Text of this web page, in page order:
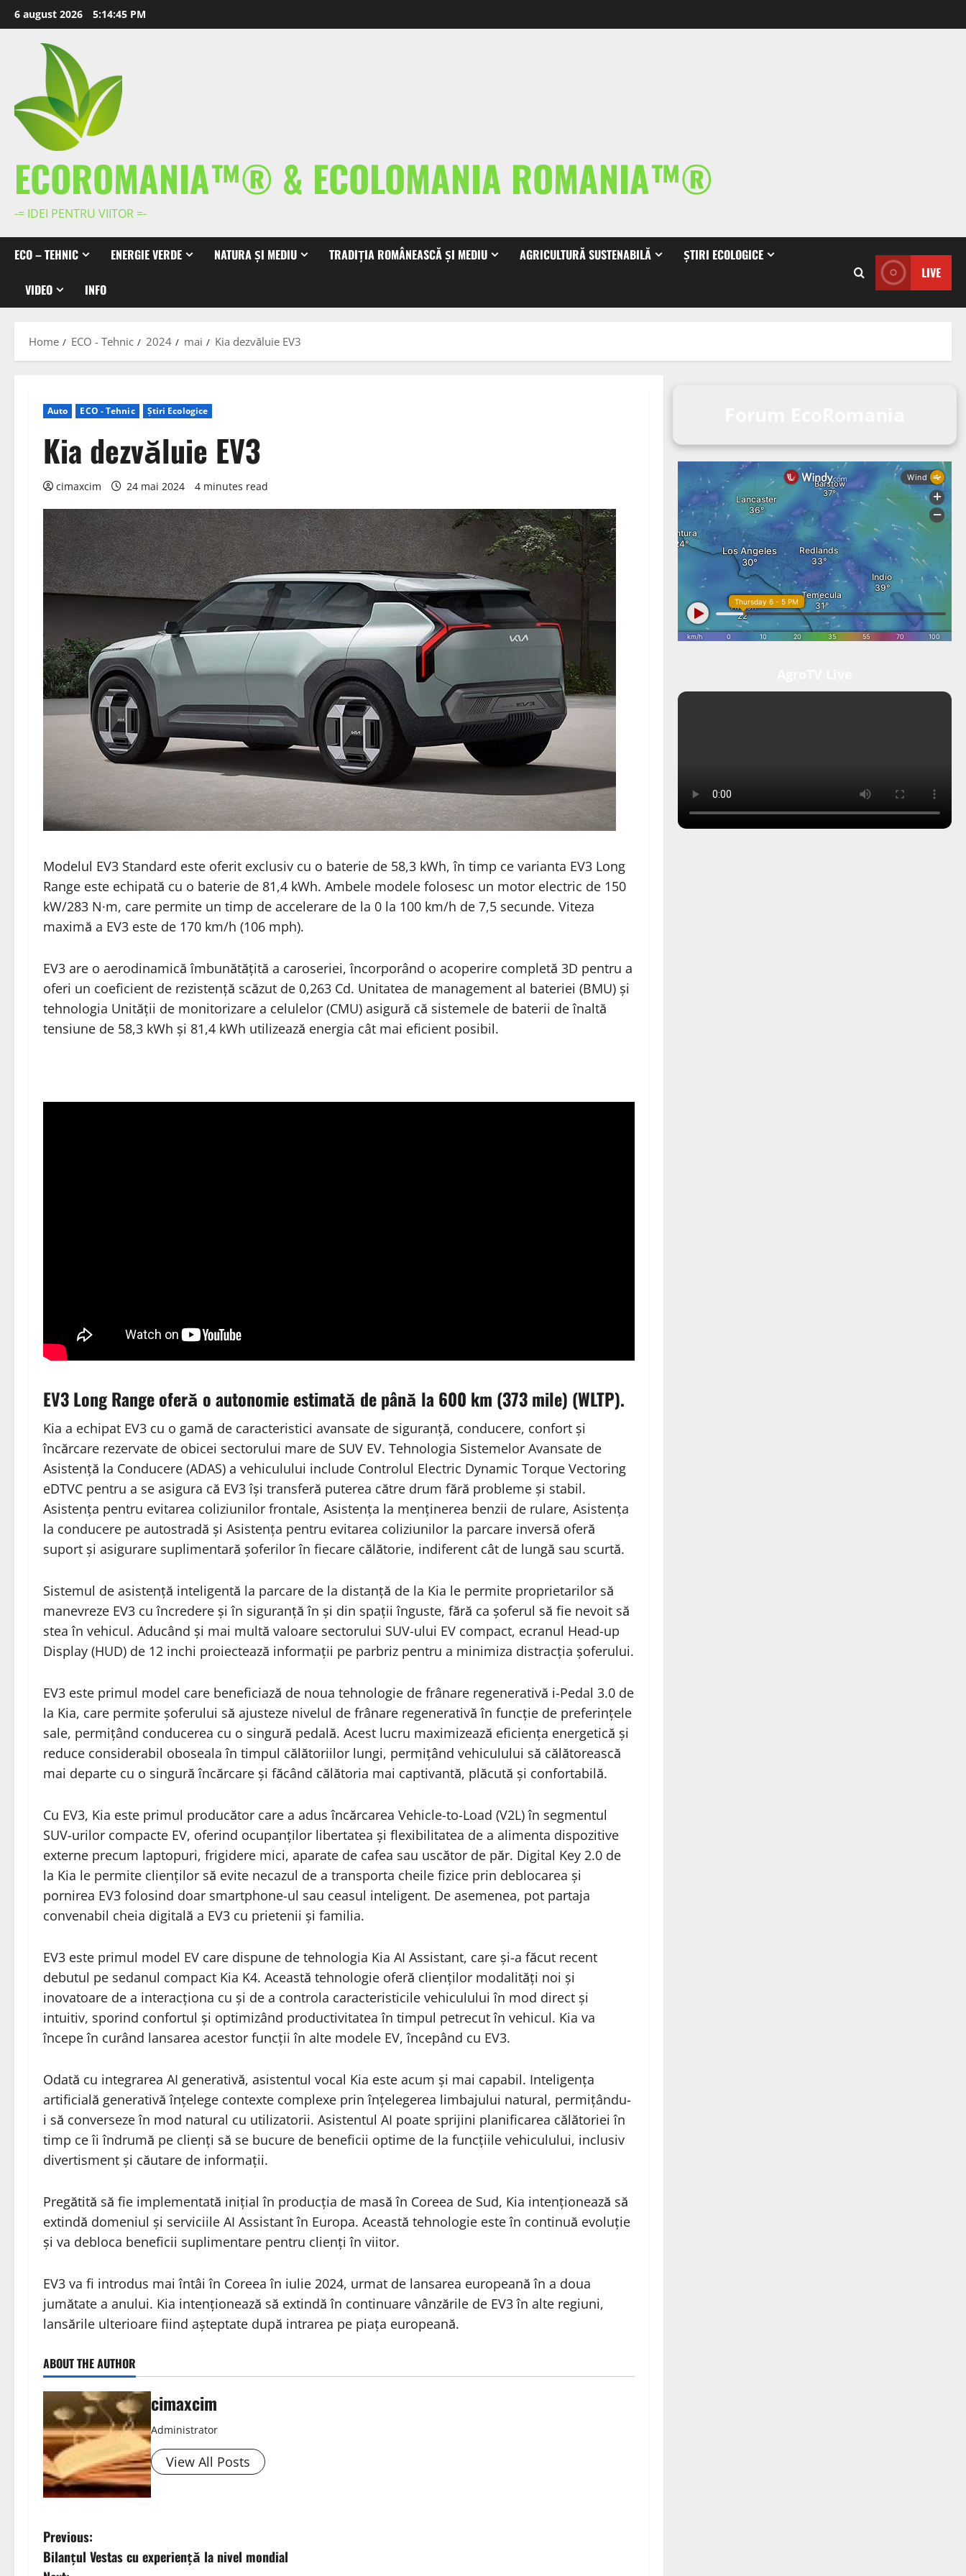
Skip
to
content
6 august 2026 5:14:46 PM
ECOROMANIA™® & ECOLOMANIA ROMANIA™®
-= IDEI PENTRU VIITOR =-
ECO – TEHNIC ENERGIE VERDE NATURA ȘI MEDIU TRADIȚIA ROMÂNEASCĂ ȘI MEDIU AGRICULTURĂ SUSTENABILĂ ȘTIRI ECOLOGICE
VIDEO INFO
LIVE
Home ECO - Tehnic 2024 mai Kia dezvăluie EV3
Auto ECO - Tehnic Știri Ecologice
Kia dezvăluie EV3
cimaxcim 24 mai 2024 4 minutes read
Modelul EV3 Standard este oferit exclusiv cu o baterie de 58,3 kWh, în timp ce varianta EV3 Long
Range este echipată cu o baterie de 81,4 kWh. Ambele modele folosesc un motor electric de 150
kW/283 N·m, care permite un timp de accelerare de la 0 la 100 km/h de 7,5 secunde. Viteza
maximă a EV3 este de 170 km/h (106 mph).
EV3 are o aerodinamică îmbunătățită a caroseriei, încorporând o acoperire completă 3D pentru a
oferi un coeficient de rezistență scăzut de 0,263 Cd. Unitatea de management al bateriei (BMU) și
tehnologia Unității de monitorizare a celulelor (CMU) asigură că sistemele de baterii de înaltă
tensiune de 58,3 kWh și 81,4 kWh utilizează energia cât mai eficient posibil.
EV3 Long Range oferă o autonomie estimată de până la 600 km (373 mile) (WLTP).
Kia a echipat EV3 cu o gamă de caracteristici avansate de siguranță, conducere, confort și
încărcare rezervate de obicei sectorului mare de SUV EV. Tehnologia Sistemelor Avansate de
Asistență la Conducere (ADAS) a vehiculului include Controlul Electric Dynamic Torque Vectoring
eDTVC pentru a se asigura că EV3 își transferă puterea către drum fără probleme și stabil.
Asistența pentru evitarea coliziunilor frontale, Asistența la menținerea benzii de rulare, Asistența
la conducere pe autostradă și Asistența pentru evitarea coliziunilor la parcare inversă oferă
suport și asigurare suplimentară șoferilor în fiecare călătorie, indiferent cât de lungă sau scurtă.
Sistemul de asistență inteligentă la parcare de la distanță de la Kia le permite proprietarilor să
manevreze EV3 cu încredere și în siguranță în și din spații înguste, fără ca șoferul să fie nevoit să
stea în vehicul. Aducând și mai multă valoare sectorului SUV-ului EV compact, ecranul Head-up
Display (HUD) de 12 inchi proiectează informații pe parbriz pentru a minimiza distracția șoferului.
EV3 este primul model care beneficiază de noua tehnologie de frânare regenerativă i-Pedal 3.0 de
la Kia, care permite șoferului să ajusteze nivelul de frânare regenerativă în funcție de preferințele
sale, permițând conducerea cu o singură pedală. Acest lucru maximizează eficiența energetică și
reduce considerabil oboseala în timpul călătoriilor lungi, permițând vehiculului să călătorească
mai departe cu o singură încărcare și făcând călătoria mai captivantă, plăcută și confortabilă.
Cu EV3, Kia este primul producător care a adus încărcarea Vehicle-to-Load (V2L) în segmentul
SUV-urilor compacte EV, oferind ocupanților libertatea și flexibilitatea de a alimenta dispozitive
externe precum laptopuri, frigidere mici, aparate de cafea sau uscător de păr. Digital Key 2.0 de
la Kia le permite clienților să evite necazul de a transporta cheile fizice prin deblocarea și
pornirea EV3 folosind doar smartphone-ul sau ceasul inteligent. De asemenea, pot partaja
convenabil cheia digitală a EV3 cu prietenii și familia.
EV3 este primul model EV care dispune de tehnologia Kia AI Assistant, care și-a făcut recent
debutul pe sedanul compact Kia K4. Această tehnologie oferă clienților modalități noi și
inovatoare de a interacționa cu și de a controla caracteristicile vehiculului în mod direct și
intuitiv, sporind confortul și optimizând productivitatea în timpul petrecut în vehicul. Kia va
începe în curând lansarea acestor funcții în alte modele EV, începând cu EV3.
Odată cu integrarea AI generativă, asistentul vocal Kia este acum și mai capabil. Inteligența
artificială generativă înțelege contexte complexe prin înțelegerea limbajului natural, permițându-
i să converseze în mod natural cu utilizatorii. Asistentul AI poate sprijini planificarea călătoriei în
timp ce îi îndrumă pe clienți să se bucure de beneficii optime de la funcțiile vehiculului, inclusiv
divertisment și căutare de informații.
Pregătită să fie implementată inițial în producția de masă în Coreea de Sud, Kia intenționează să
extindă domeniul și serviciile AI Assistant în Europa. Această tehnologie este în continuă evoluție
și va debloca beneficii suplimentare pentru clienți în viitor.
EV3 va fi introdus mai întâi în Coreea în iulie 2024, urmat de lansarea europeană în a doua
jumătate a anului. Kia intenționează să extindă în continuare vânzările de EV3 în alte regiuni,
lansările ulterioare fiind așteptate după intrarea pe piața europeană.
ABOUT THE AUTHOR
cimaxcim
Administrator
View All Posts
P
Previous:
Bilanțul Vestas cu experiență la nivel mondial